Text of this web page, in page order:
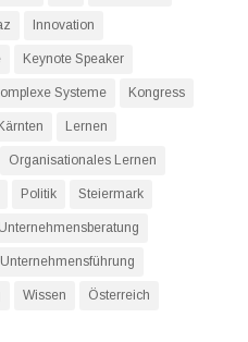
Innovation
Keynote Speaker
Systeme Kongress
Kärnten Lernen
Organisationales Lernen
Politik Steiermark
Unternehmensberatung
Unternehmensführung
Wissen Österreich